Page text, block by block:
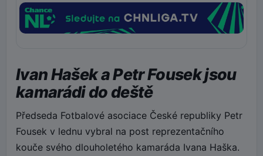
Ivan Hašek a Petr Fousek jsou
kamarádi do deště
Předseda Fotbalové asociace České republiky Petr
Fousek v lednu vybral na post reprezentačního
kouče svého dlouholetého kamaráda Ivana Haška.